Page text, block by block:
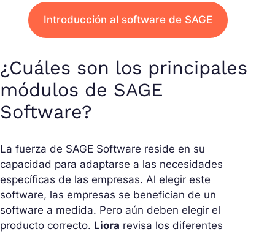
Introducción al software de SAGE
¿Cuáles son los principales
módulos de SAGE
Software?
La fuerza de SAGE Software reside en su
capacidad para adaptarse a las necesidades
específicas de las empresas. Al elegir este
software, las empresas se benefician de un
software a medida. Pero aún deben elegir el
producto correcto. Liora revisa los diferentes